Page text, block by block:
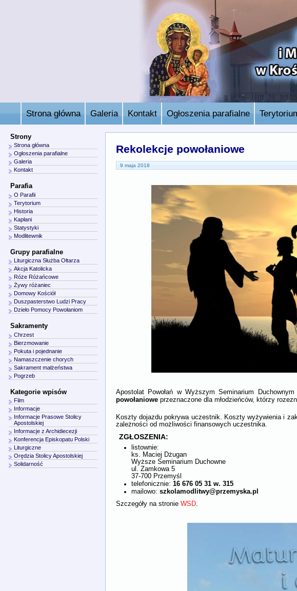
Strona główna Galeria Kontakt Ogłoszenia parafialne
Rekolekcje powołaniowe
9 maja 2018
Apostolat Powołań w Wyższym Seminarium
powołaniowe przeznaczone dla młodzieńców, którzy
Koszty dojazdu pokrywa uczestnik. Koszty wyżywienia i
zależności od możliwości finansowych uczestnika.
ZGŁOSZENIA:
listownie:
ks. Maciej Dżugan
Wyższe Seminarium Duchowne
ul. Zamkowa 5
37-700 Przemyśl
telefonicznie: 16 676 05 31 w. 315
mailowo: szkolamodlitwy@przemyska.pl
Szczegóły na stronie WSD
Strony
Strona główna
Ogłoszenia parafialne
Galeria
Kontakt
Parafia
O Parafii
Terytorium
Historia
Kapłani
Statystyki
Modlitewnik
Grupy parafialne
Liturgiczna Służba Ołtarza
Akcja Katolicka
Róże Różańcowe
Żywy różaniec
Domowy Kościół
Duszpasterstwo Ludzi Pracy
Dzieło Pomocy Powołaniom
Sakramenty
Chrzest
Bierzmowanie
Pokuta i pojednanie
Namaszczenie chorych
Sakrament małżeństwa
Pogrzeb
Kategorie wpisów
Film
Informacje
Informacje Prasowe Stolicy
Apostolskiej
Informacje z Archidiecezji
Konferencja Episkopatu Polski
Liturgiczne
Orędzia Stolicy Apostolskiej
Solidarność